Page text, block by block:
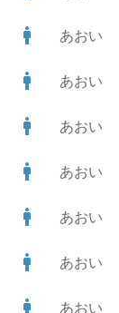
man あおい
man あおい
man あおい
man あおい
man あおい
man あおい
man あおい